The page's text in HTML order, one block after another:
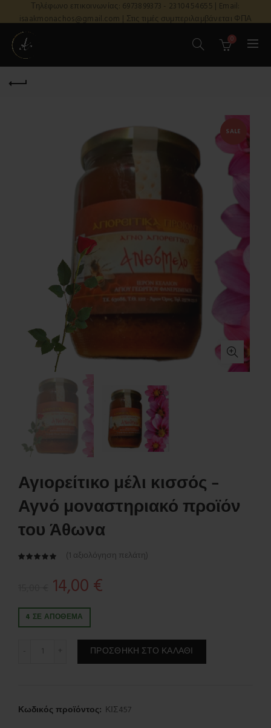
Τηλέφωνο επικοινωνίας: 6973899373 - 2310454655 | Email:
isaakmonachos@gmail.com | Στις τιμές συμπεριλαμβάνεται ΦΠΑ
0
SALE
Αγιορείτικο μέλι κισσός –
Αγνό μοναστηριακό προϊόν
του Άθωνα
(1 αξιολόγηση πελάτη)
Original
price
was:
15,00 €.
14,00 €
τιμή
είναι:
4 ΣΕ ΑΠΌΘΕΜΑ
Αγιορείτικο μέλι κισσός – Αγνό μοναστηριακό προϊόν του
ΠΡΟΣΘΉΚΗ ΣΤΟ ΚΑΛΆΘΙ
Κωδικός προϊόντος: ΚΙΣ457